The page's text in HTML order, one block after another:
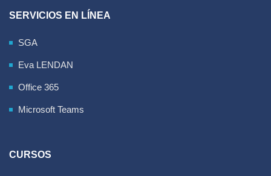
SERVICIOS EN LÍNEA
SGA
Eva LENDAN
Office 365
Microsoft Teams
CURSOS